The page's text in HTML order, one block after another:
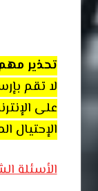
تحذير
لا تقم
على
الإحتيال
الأسئلة